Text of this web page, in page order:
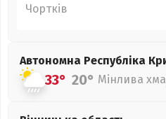
Чортків
Автономна Республіка
33° 20° Мінлива